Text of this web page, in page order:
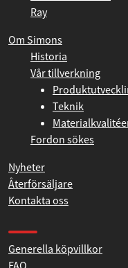
Simons sportsystem
Ray
Om Simons
Historia
Vår tillverkning
Teknik
Fordon sökes
Nyheter
Kontakta oss
Produkthjälp och